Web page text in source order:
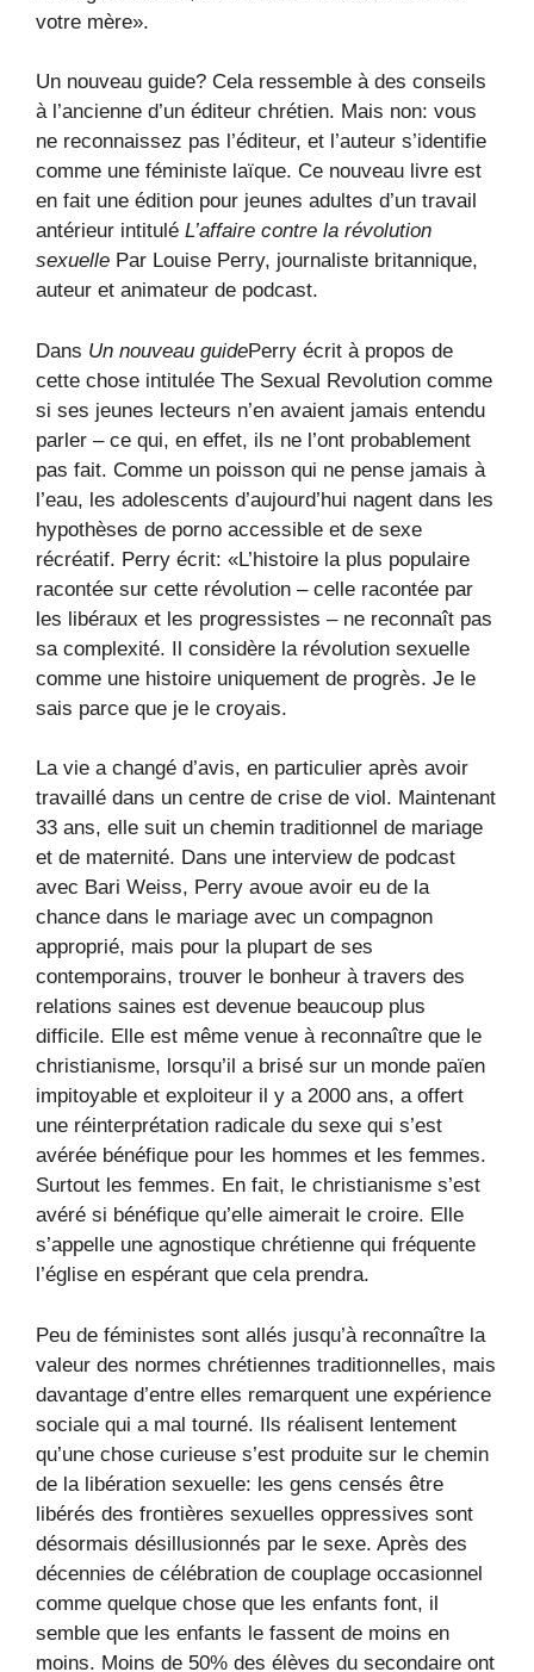
votre mère».
Un nouveau guide? Cela ressemble à des conseils
à l’ancienne d’un éditeur chrétien. Mais non: vous
ne reconnaissez pas l’éditeur, et l’auteur s’identifie
comme une féministe laïque. Ce nouveau livre est
en fait une édition pour jeunes adultes d’un travail
antérieur intitulé L’affaire contre la révolution
sexuelle Par Louise Perry, journaliste britannique,
auteur et animateur de podcast.
Dans Un nouveau guidePerry écrit à propos de
cette chose intitulée The Sexual Revolution comme
si ses jeunes lecteurs n’en avaient jamais entendu
parler – ce qui, en effet, ils ne l’ont probablement
pas fait. Comme un poisson qui ne pense jamais à
l’eau, les adolescents d’aujourd’hui nagent dans les
hypothèses de porno accessible et de sexe
récréatif. Perry écrit: «L’histoire la plus populaire
racontée sur cette révolution – celle racontée par
les libéraux et les progressistes – ne reconnaît pas
sa complexité. Il considère la révolution sexuelle
comme une histoire uniquement de progrès. Je le
sais parce que je le croyais.
La vie a changé d’avis, en particulier après avoir
travaillé dans un centre de crise de viol. Maintenant
33 ans, elle suit un chemin traditionnel de mariage
et de maternité. Dans une interview de podcast
avec Bari Weiss, Perry avoue avoir eu de la
chance dans le mariage avec un compagnon
approprié, mais pour la plupart de ses
contemporains, trouver le bonheur à travers des
relations saines est devenue beaucoup plus
difficile. Elle est même venue à reconnaître que le
christianisme, lorsqu’il a brisé sur un monde païen
impitoyable et exploiteur il y a 2000 ans, a offert
une réinterprétation radicale du sexe qui s’est
avérée bénéfique pour les hommes et les femmes.
Surtout les femmes. En fait, le christianisme s’est
avéré si bénéfique qu’elle aimerait le croire. Elle
s’appelle une agnostique chrétienne qui fréquente
l’église en espérant que cela prendra.
Peu de féministes sont allés jusqu’à reconnaître la
valeur des normes chrétiennes traditionnelles, mais
davantage d’entre elles remarquent une expérience
sociale qui a mal tourné. Ils réalisent lentement
qu’une chose curieuse s’est produite sur le chemin
de la libération sexuelle: les gens censés être
libérés des frontières sexuelles oppressives sont
désormais désillusionnés par le sexe. Après des
décennies de célébration de couplage occasionnel
comme quelque chose que les enfants font, il
semble que les enfants le fassent de moins en
moins. Moins de 50% des élèves du secondaire ont